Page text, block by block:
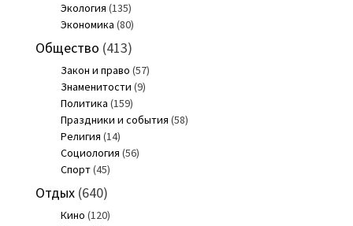
Экология (135)
Экономика (80)
Общество (413)
Закон и право (57)
Знаменитости (9)
Политика (159)
Праздники и события (58)
Религия (14)
Социология (56)
Спорт(45)
Отдых(640)
Кино (120)